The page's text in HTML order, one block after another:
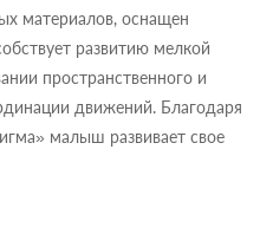
материалов, оснащен
развитию мелкой
пространственного и
движений. Благодаря
малыш развивает свое